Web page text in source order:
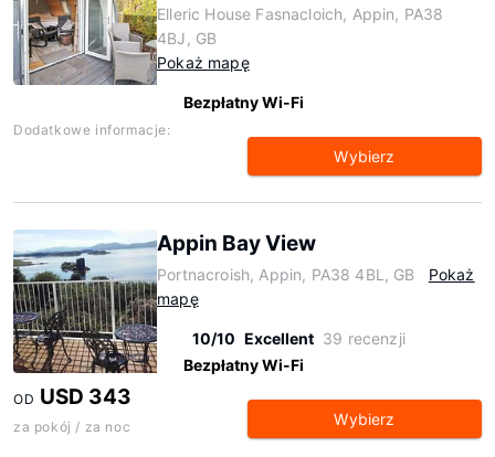
Elleric House Fasnacloich, Appin, PA38
4BJ, GB
Pokaż mapę
Bezpłatny Wi-Fi
Dodatkowe informacje:
Wybierz
Appin Bay View
Portnacroish, Appin, PA38 4BL, GB
Pokaż
mapę
10/10 Excellent 39 recenzji
Bezpłatny Wi-Fi
OD USD 343
za pokój / za noc Wybierz